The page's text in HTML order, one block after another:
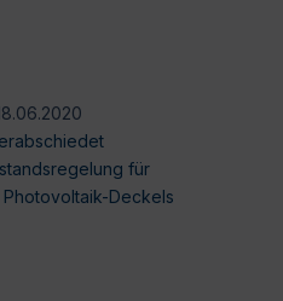
für
Deckels